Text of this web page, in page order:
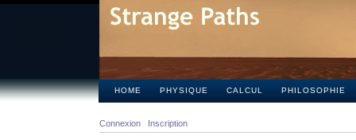
HOME PHYSIQUE CALCUL PHILOSOPHIE
Connexion Inscription